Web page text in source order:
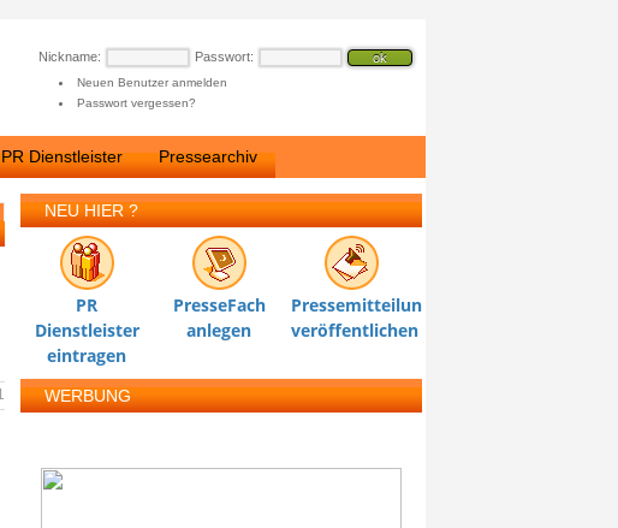
Nickname: Passwort:
Neuen Benutzer anmelden
Passwort vergessen?
PR Dienstleister Pressearchiv
NEU HIER ?
PR
Dienstleister
eintragen
PresseFach
anlegen
Pressemitteilung
veröffentlichen
WERBUNG